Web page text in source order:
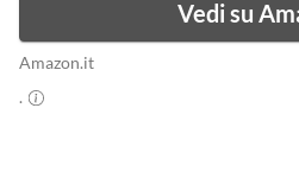
Vedi su
Amazon.it
.